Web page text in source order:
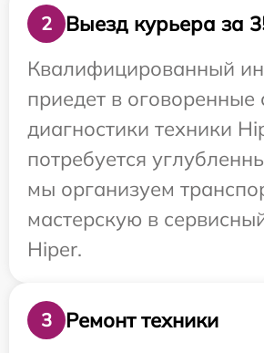
2
Выезд курьера за
Квалифицированный
приедет в оговоренные
диагностики техники
потребуется
мы организуем
мастерскую в
Hiper.
3
Ремонт техники